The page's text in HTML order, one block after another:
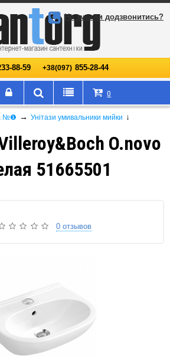
88-59 +38(097) 855-28-44
Не змогли додзвонитись?
0
№❶ → Унітази умивальники мийки ↓
O.novo
51665501
0 отзывов